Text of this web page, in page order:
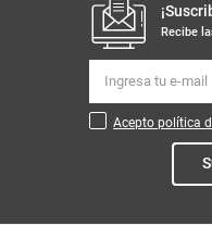
Recibe
Acepto política